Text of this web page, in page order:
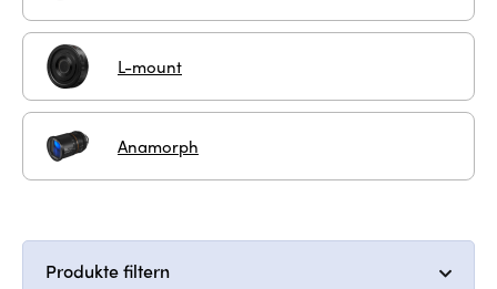
L-mount
Anamorph
Produkte filtern